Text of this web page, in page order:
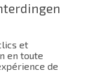
et
en toute
de